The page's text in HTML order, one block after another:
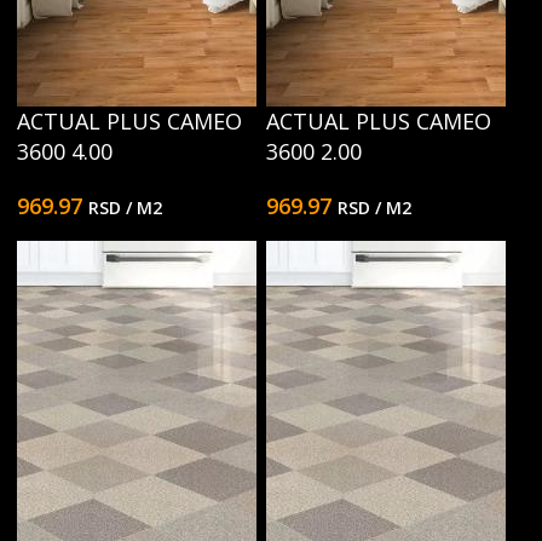
ACTUAL PLUS CAMEO
3600 4.00
969.97 RSD / M2
ACTUAL PLUS CAMEO
3600 2.00
969.97 RSD / M2